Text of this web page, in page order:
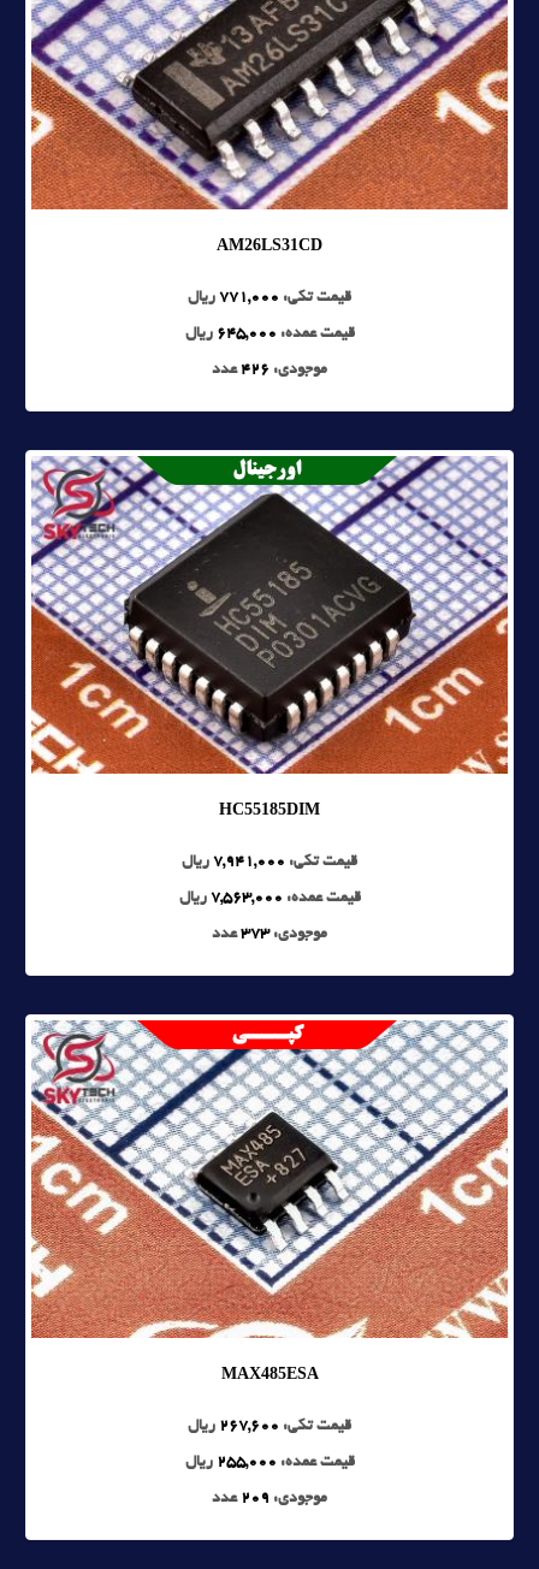
AM26LS31CD
قیمت تکی: 771,000 ریال
قیمت عمده: 645,000 ریال
موجودی: 426 عدد
HC55185DIM
قیمت تکی: 7,941,000 ریال
قیمت عمده: 7,563,000 ریال
موجودی:373عدد
MAX485ESA
قیمت تکی: 267,600 ریال
قیمت عمده: 255,000 ریال
موجودی: 209 عدد